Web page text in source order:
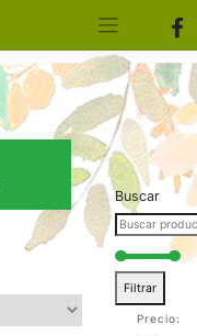
Buscar
Filtrar
Precio: